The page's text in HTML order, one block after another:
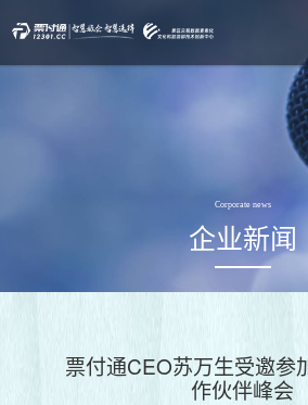
Corporate news
企业新闻
票付通CEO苏万生受邀参
作伙伴峰会